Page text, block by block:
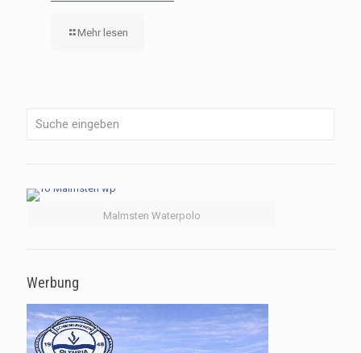
Mehr lesen
Malmsten Waterpolo
Werbung